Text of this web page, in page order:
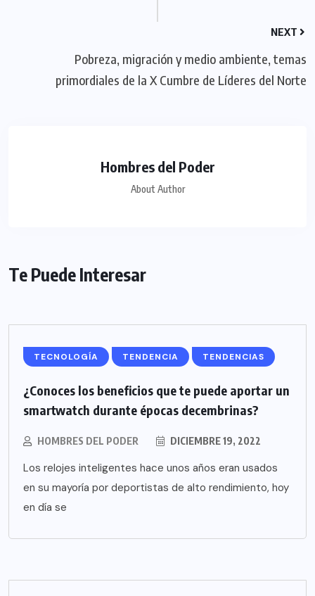
NEXT
Pobreza, migración y medio ambiente, temas
primordiales de la X Cumbre de Líderes del Norte
Hombres del Poder
About Author
Te Puede Interesar
TECNOLOGÍA TENDENCIA TENDENCIAS
¿Conoces los beneficios que te puede aportar un
smartwatch durante épocas decembrinas?
HOMBRES DEL PODER DICIEMBRE 19, 2022
Los relojes inteligentes hace unos años eran usados
en su mayoría por deportistas de alto rendimiento, hoy
en día se